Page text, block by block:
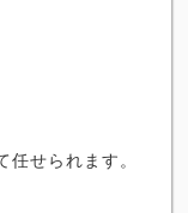
せられます。